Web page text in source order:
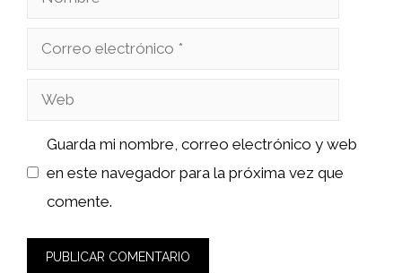
Correo
Web
Guarda mi nombre, correo electrónico y web
en este navegador para la próxima vez que
comente.